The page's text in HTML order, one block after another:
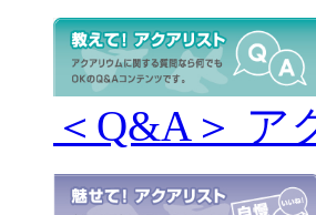
＜Q&A＞ ア